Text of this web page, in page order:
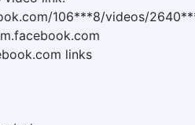
106***8/videos/
links